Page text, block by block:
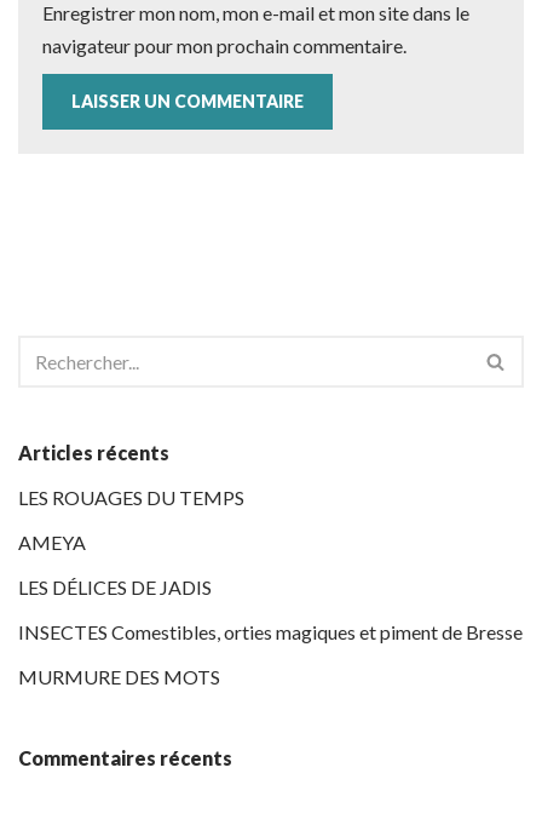
Enregistrer mon nom, mon e-mail et mon site dans le
navigateur pour mon prochain commentaire.
Articles récents
LES ROUAGES DU TEMPS
AMEYA
LES DÉLICES DE JADIS
INSECTES Comestibles, orties magiques et piment de Bresse
MURMURE DES MOTS
Commentaires récents